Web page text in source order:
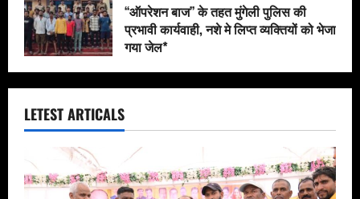
‘‘ऑपरेशन बाज’’ के तहत मुंगेली पुलिस की
प्रभावी कार्यवाही, नशे मे लिप्त व्यक्तियों को भेजा
गया जेल*
LETEST ARTICALS